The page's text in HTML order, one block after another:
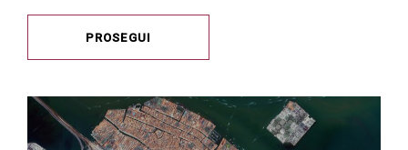
PROSEGUI